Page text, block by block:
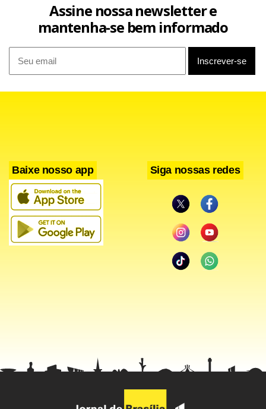
Facebook
WhatsApp Telegram
Share
Assine nossa newsletter e
mantenha-se bem informado
Baixe nosso app Siga nossas redes